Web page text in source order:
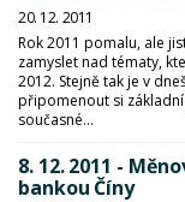
20. 12. 2011
Rok 2011 pomalu, ale
zamyslet nad tématy,
2012. Stejně tak je v
připomenout si
současné...
8. 12. 2011 -
bankou Číny